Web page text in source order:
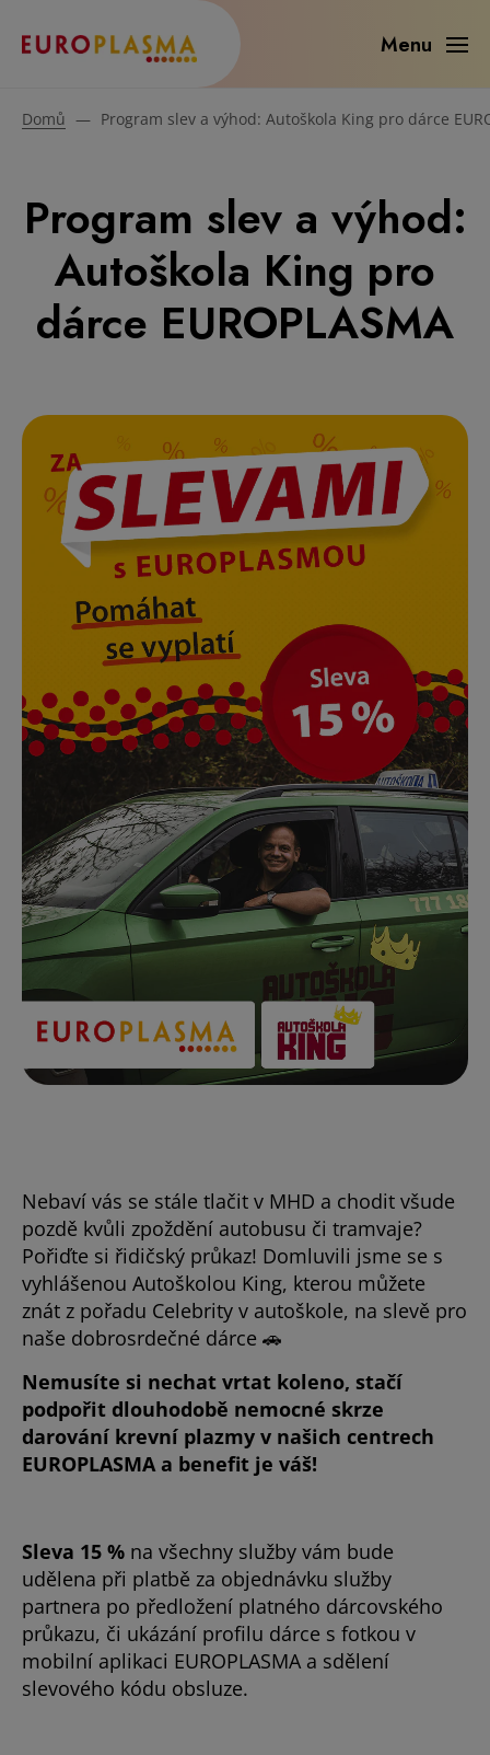
Menu
Domů — Program slev a výhod: Autoškola King pro dárce
Program slev a výhod:
Autoškola King pro
dárce EUROPLASMA
Nebaví vás se stále tlačit v MHD a chodit všude
pozdě kvůli zpoždění autobusu či tramvaje?
Pořiďte si řidičský průkaz! Domluvili jsme se s
vyhlášenou Autoškolou King, kterou můžete
znát z pořadu Celebrity v autoškole, na slevě pro
naše dobrosrdečné dárce 🚗
Nemusíte si nechat vrtat koleno, stačí
podpořit dlouhodobě nemocné skrze
darování krevní plazmy v našich centrech
EUROPLASMA a benefit je váš!
Sleva 15 % na všechny služby vám bude
udělena při platbě za objednávku služby
partnera po předložení platného dárcovského
průkazu, či ukázání profilu dárce s fotkou v
mobilní aplikaci EUROPLASMA a sdělení
slevového kódu obsluze.